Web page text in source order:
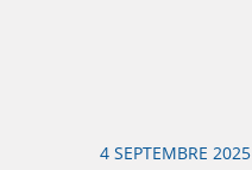
4 SEPTEMBRE 2025